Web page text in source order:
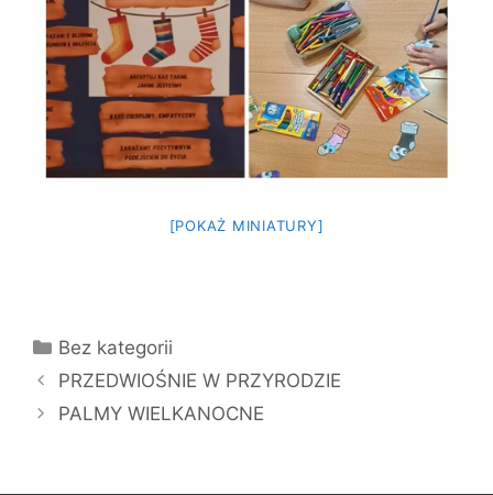
[POKAŻ MINIATURY]
Kategorie
Bez kategorii
PRZEDWIOŚNIE W PRZYRODZIE
PALMY WIELKANOCNE